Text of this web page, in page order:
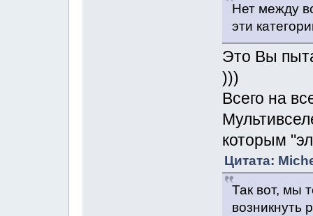
Нет между
эти
Это Вы
)))
Всего на
которым
Цитата:
Так вот, мы
возникнуть